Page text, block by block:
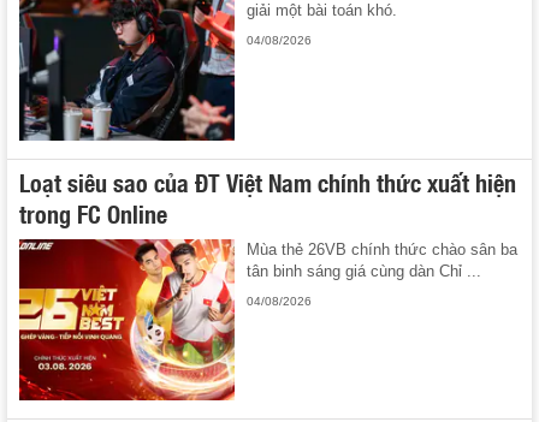
giải một bài toán khó.
04/08/2026
Loạt siêu sao của ĐT Việt Nam chính thức xuất hiện
trong FC Online
Mùa thẻ 26VB chính thức chào sân ba
tân binh sáng giá cùng dàn Chỉ ...
04/08/2026